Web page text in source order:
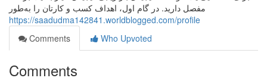
مفصل دارید. در گام اول، اهداف کسب و کارتان را به‌طور
https://saadudma142841.worldblogged.com/profile
Comments
Who Upvoted
Comments